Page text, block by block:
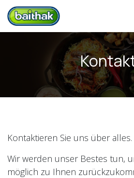
Zum Inhalt springen
Kontaktieren Sie uns über alles.
Wir werden unser Bestes tun,
möglich zu Ihnen